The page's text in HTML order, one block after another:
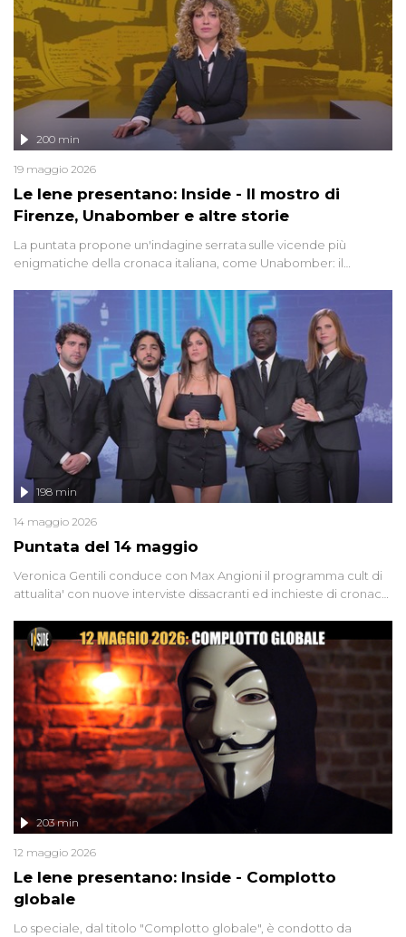
Le Iene presentano: Inside - Il mostro di
Firenze, Unabomber e altre storie
200 min
19 maggio 2026
La puntata propone un'indagine serrata sulle vicende più
enigmatiche della cronaca italiana, come Unabomber: il
'90 e il 2000 che, inquietantemente, potrebbe essere ancora in
libertà. Lo speciale affronta inoltre le zone d'ombra sul Mostro di
Firenze, le cui responsabilità appaiono ancora oggi avvolte in un
groviglio di dubbi mai chiariti. Nel corso dello speciale anche
l'intervista inedita a Olindo Romano, realizzata ne...
Puntata del 14 maggio
198 min
14 maggio 2026
Veronica Gentili conduce con Max Angioni il programma cult di
attualita' con nuove interviste dissacranti ed inchieste di cronaca
Le Iene presentano: Inside - Complotto
globale
203 min
12 maggio 2026
Lo speciale, dal titolo "Complotto globale", è condotto da